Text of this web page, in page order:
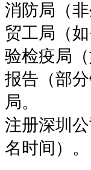
消防局（
贸工局（
验检疫局
报告（部
局。
注册深圳
名时间）。